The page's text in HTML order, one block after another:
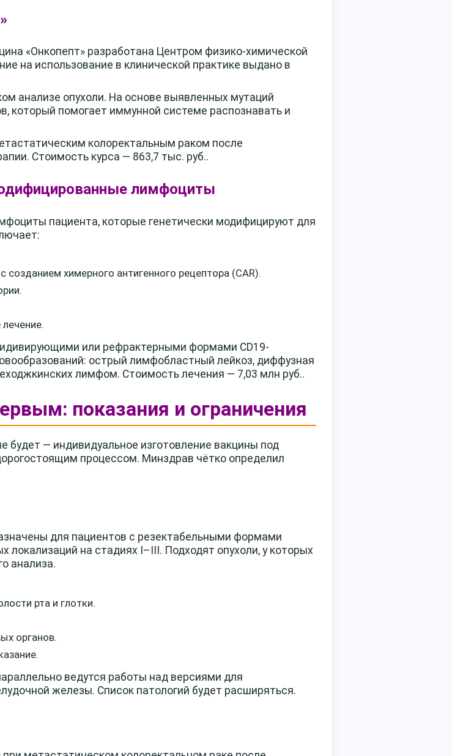
«Онкопепт» разработана Центром физико-химической
на использование в клинической практике выдано в
анализе опухоли. На основе выявленных мутаций
который помогает иммунной системе распознавать и
колоректальным раком после
Стоимость курса — 863,7 тыс. руб..
лимфоциты
пациента, которые генетически модифицируют для
химерного антигенного рецептора (CAR).
или рефрактерными формами CD19-
острый лимфобластный лейкоз, диффузная
лимфом. Стоимость лечения — 7,03 млн руб..
показания и ограничения
будет — индивидуальное изготовление вакцины под
процессом. Минздрав чётко определил
для пациентов с резектабельными формами
локализаций на стадиях I–III. Подходят опухоли, у которых
анализа.
рта и глотки.
органов.
ведутся работы над версиями для
железы. Список патологий будет расширяться.